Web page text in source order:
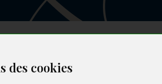
des cookies